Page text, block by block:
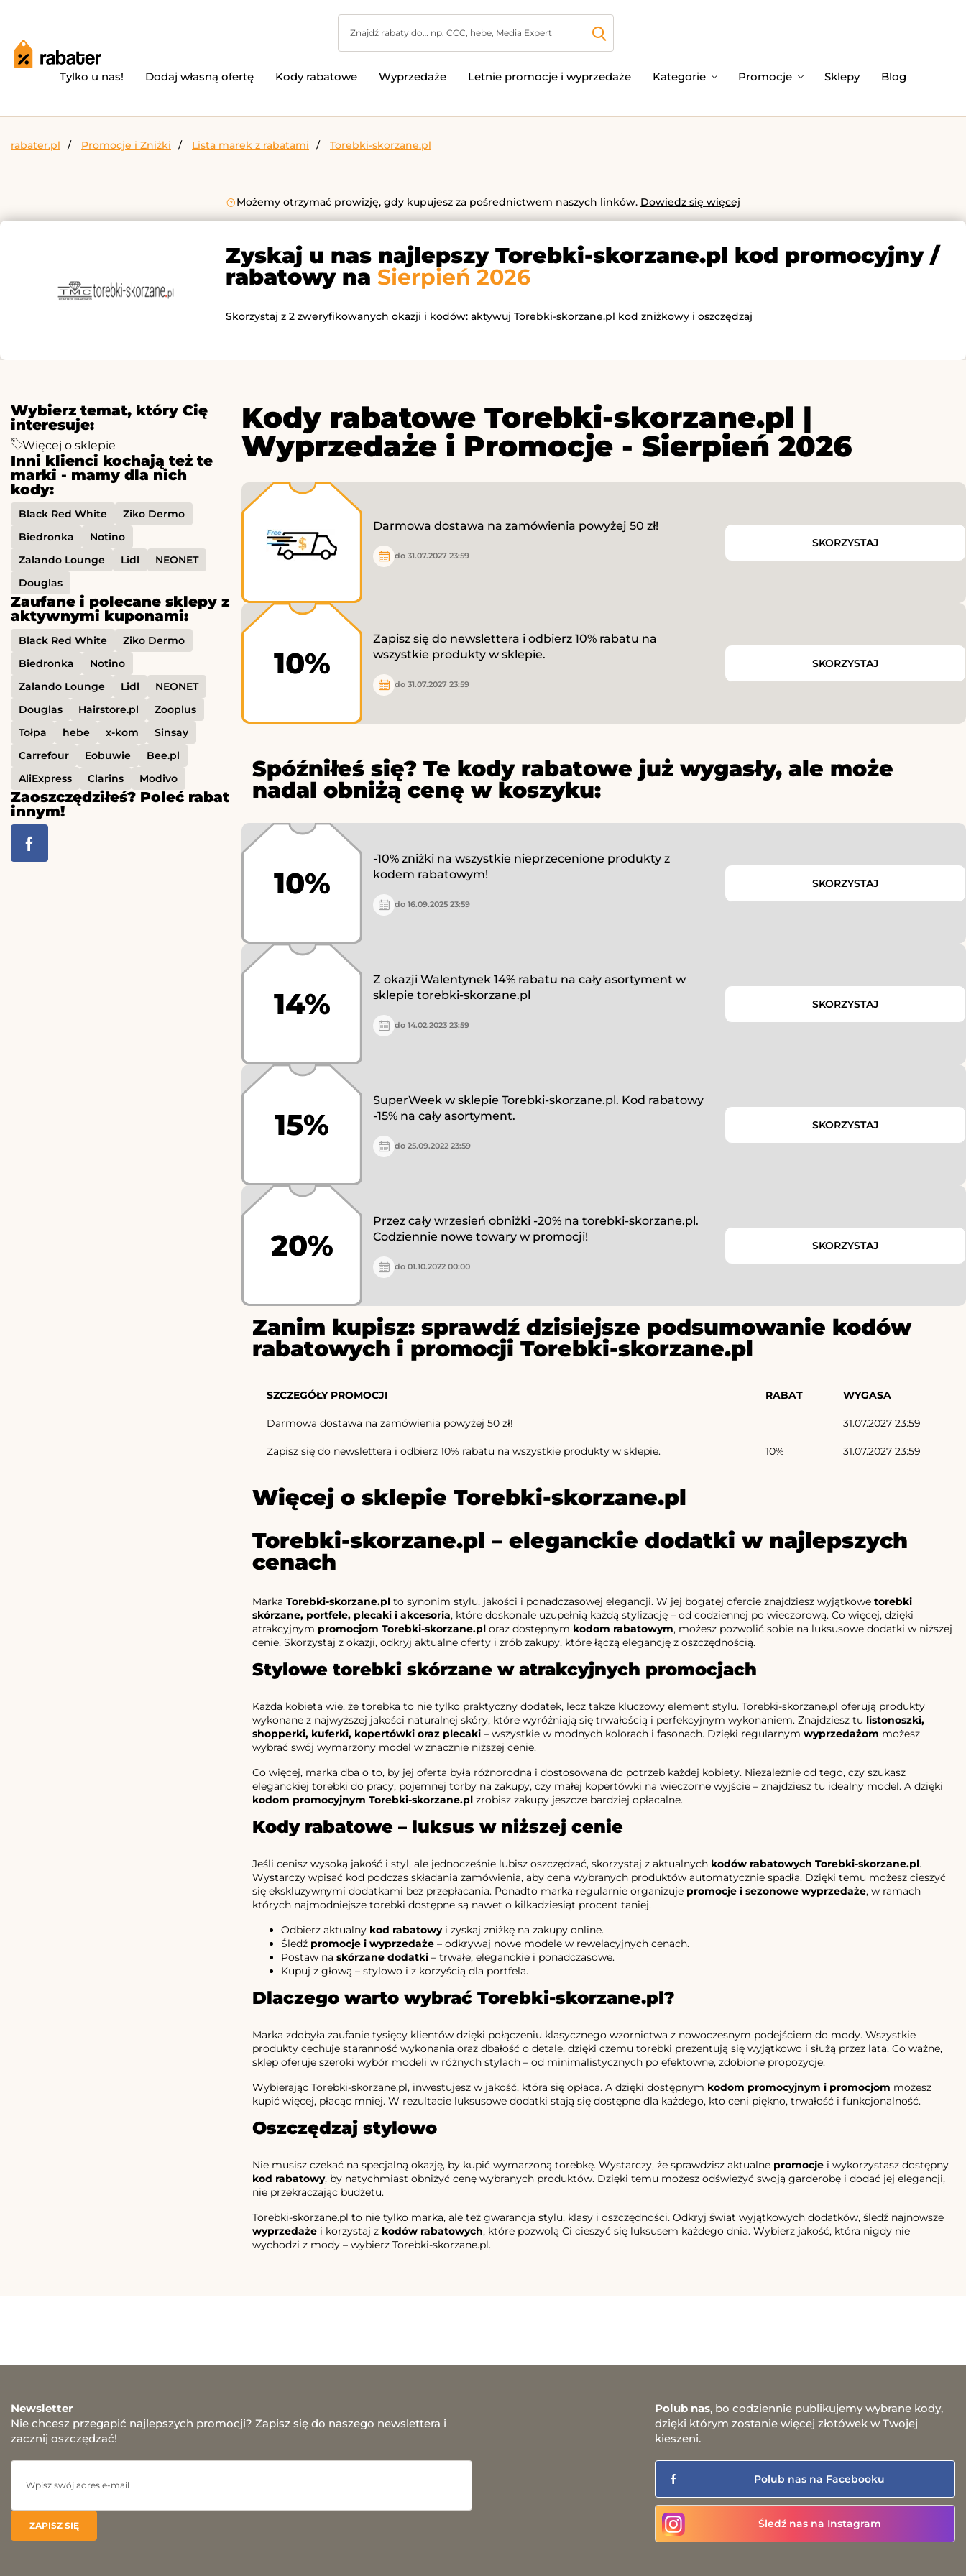
Tylko u nas! Dodaj własną ofertę Kody rabatowe Wyprzedaże Letnie promocje i wyprzedaże Kategorie Promocje Sklepy Blog
rabater.pl Promocje i Zniżki Lista marek z rabatami Torebki-skorzane.pl
Możemy otrzymać prowizję, gdy kupujesz za pośrednictwem naszych linków. Dowiedz się więcej
Zyskaj u nas najlepszy Torebki-skorzane.pl kod promocyjny /
rabatowy na Sierpień 2026
Skorzystaj z 2 zweryfikowanych okazji i kodów: aktywuj Torebki-skorzane.pl kod zniżkowy i oszczędzaj
Wybierz temat, który Cię
interesuje:
Więcej o sklepie
Inni klienci kochają też te
marki - mamy dla nich
kody:
Black Red White
Ziko Dermo
Biedronka
Notino
Zalando Lounge
Lidl
NEONET
Douglas
Zaufane i polecane sklepy z
aktywnymi kuponami:
Black Red White
Ziko Dermo
Biedronka
Notino
Zalando Lounge
Lidl
NEONET
Douglas
Hairstore.pl
Zooplus
Tołpa
hebe x-kom
Sinsay
Carrefour
Eobuwie
Bee.pl
AliExpress
Clarins Modivo
Zaoszczędziłeś? Poleć rabat
innym!
Kody rabatowe Torebki-skorzane.pl |
Wyprzedaże i Promocje - Sierpień 2026
Darmowa dostawa na zamówienia powyżej 50 zł!
do 31.07.2027 23:59
SKORZYSTAJ
10%
Zapisz się do newslettera i odbierz 10% rabatu na
wszystkie produkty w sklepie.
do 31.07.2027 23:59
SKORZYSTAJ
Spóźniłeś się? Te kody rabatowe już wygasły, ale może
nadal obniżą cenę w koszyku:
10%
-10% zniżki na wszystkie nieprzecenione produkty z
kodem rabatowym!
do 16.09.2025 23:59
SKORZYSTAJ
14%
Z okazji Walentynek 14% rabatu na cały asortyment w
sklepie torebki-skorzane.pl
do 14.02.2023 23:59
SKORZYSTAJ
15%
SuperWeek w sklepie Torebki-skorzane.pl. Kod rabatowy
-15% na cały asortyment.
do 25.09.2022 23:59
SKORZYSTAJ
20%
Przez cały wrzesień obniżki -20% na torebki-skorzane.pl.
Codziennie nowe towary w promocji!
do 01.10.2022 00:00
SKORZYSTAJ
Zanim kupisz: sprawdź dzisiejsze podsumowanie kodów
rabatowych i promocji Torebki-skorzane.pl
SZCZEGÓŁY PROMOCJI RABAT WYGASA
Darmowa dostawa na zamówienia powyżej 50 zł! 31.07.2027 23:59
Zapisz się do newslettera i odbierz 10% rabatu na wszystkie produkty w sklepie. 10% 31.07.2027 23:59
Więcej o sklepie Torebki-skorzane.pl
Torebki-skorzane.pl – eleganckie dodatki w najlepszych
cenach
Marka Torebki-skorzane.pl to synonim stylu, jakości i ponadczasowej elegancji. W jej bogatej ofercie znajdziesz wyjątkowe torebki
skórzane, portfele, plecaki i akcesoria, które doskonale uzupełnią każdą stylizację – od codziennej po wieczorową. Co więcej, dzięki
atrakcyjnym promocjom Torebki-skorzane.pl oraz dostępnym kodom rabatowym, możesz pozwolić sobie na luksusowe dodatki w niższej
cenie. Skorzystaj z okazji, odkryj aktualne oferty i zrób zakupy, które łączą elegancję z oszczędnością.
Stylowe torebki skórzane w atrakcyjnych promocjach
Każda kobieta wie, że torebka to nie tylko praktyczny dodatek, lecz także kluczowy element stylu. Torebki-skorzane.pl oferują produkty
wykonane z najwyższej jakości naturalnej skóry, które wyróżniają się trwałością i perfekcyjnym wykonaniem. Znajdziesz tu listonoszki,
shopperki, kuferki, kopertówki oraz plecaki – wszystkie w modnych kolorach i fasonach. Dzięki regularnym wyprzedażom możesz
wybrać swój wymarzony model w znacznie niższej cenie.
Co więcej, marka dba o to, by jej oferta była różnorodna i dostosowana do potrzeb każdej kobiety. Niezależnie od tego, czy szukasz
eleganckiej torebki do pracy, pojemnej torby na zakupy, czy małej kopertówki na wieczorne wyjście – znajdziesz tu idealny model. A dzięki
kodom promocyjnym Torebki-skorzane.pl zrobisz zakupy jeszcze bardziej opłacalne.
Kody rabatowe – luksus w niższej cenie
Jeśli cenisz wysoką jakość i styl, ale jednocześnie lubisz oszczędzać, skorzystaj z aktualnych kodów rabatowych Torebki-skorzane.pl.
Wystarczy wpisać kod podczas składania zamówienia, aby cena wybranych produktów automatycznie spadła. Dzięki temu możesz cieszyć
się ekskluzywnymi dodatkami bez przepłacania. Ponadto marka regularnie organizuje promocje i sezonowe wyprzedaże, w ramach
których najmodniejsze torebki dostępne są nawet o kilkadziesiąt procent taniej.
Odbierz aktualny kod rabatowyi zyskaj zniżkę na zakupy online.
Śledź promocje i wyprzedaże – odkrywaj nowe modele w rewelacyjnych cenach.
Postaw na skórzane dodatki – trwałe, eleganckie i ponadczasowe.
Kupuj z głową – stylowo i z korzyścią dla portfela.
Dlaczego warto wybrać Torebki-skorzane.pl?
Marka zdobyła zaufanie tysięcy klientów dzięki połączeniu klasycznego wzornictwa z nowoczesnym podejściem do mody. Wszystkie
produkty cechuje staranność wykonania oraz dbałość o detale, dzięki czemu torebki prezentują się wyjątkowo i służą przez lata. Co ważne,
sklep oferuje szeroki wybór modeli w różnych stylach – od minimalistycznych po efektowne, zdobione propozycje.
Wybierając Torebki-skorzane.pl, inwestujesz w jakość, która się opłaca. A dzięki dostępnym kodom promocyjnym i promocjom możesz
kupić więcej, płacąc mniej. W rezultacie luksusowe dodatki stają się dostępne dla każdego, kto ceni piękno, trwałość i funkcjonalność.
Oszczędzaj stylowo
Nie musisz czekać na specjalną okazję, by kupić wymarzoną torebkę. Wystarczy, że sprawdzisz aktualne promocje i wykorzystasz dostępny
kod rabatowy, by natychmiast obniżyć cenę wybranych produktów. Dzięki temu możesz odświeżyć swoją garderobę i dodać jej elegancji,
nie przekraczając budżetu.
Torebki-skorzane.pl to nie tylko marka, ale też gwarancja stylu, klasy i oszczędności. Odkryj świat wyjątkowych dodatków, śledź najnowsze
wyprzedaże i korzystaj z kodów rabatowych, które pozwolą Ci cieszyć się luksusem każdego dnia. Wybierz jakość, która nigdy nie
wychodzi z mody – wybierz Torebki-skorzane.pl.
Newsletter
Nie chcesz przegapić najlepszych promocji? Zapisz się do naszego newslettera i
zacznij oszczędzać!
Polub nas, bo codziennie publikujemy wybrane kody,
dzięki którym zostanie więcej złotówek w Twojej
kieszeni.
Polub nas na Facebooku
Śledź nas na Instagram